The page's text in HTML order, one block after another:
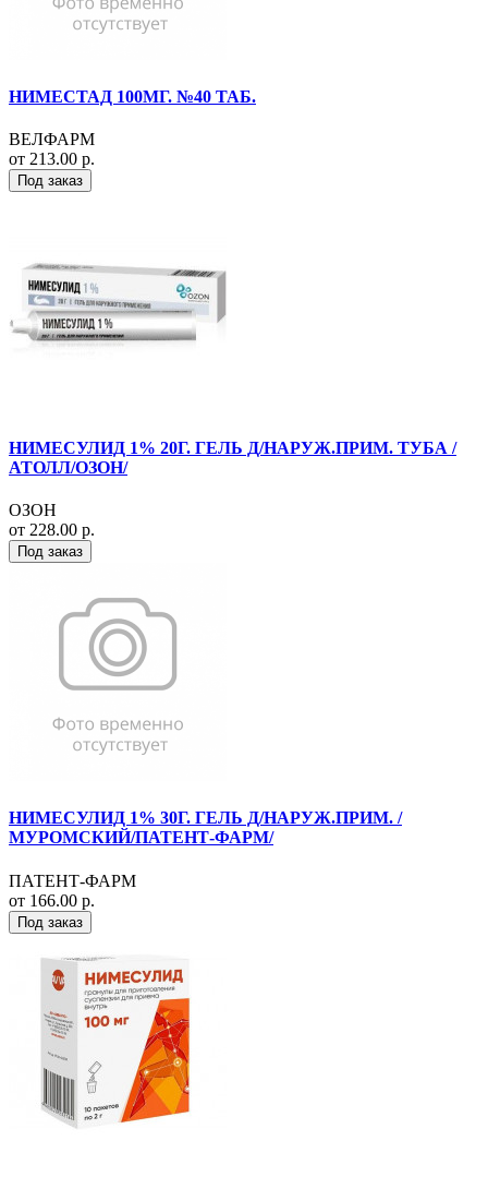
НИМЕСТАД 100МГ. №40 ТАБ.
ВЕЛФАРМ
от 213.00 р.
Под заказ
НИМЕСУЛИД 1% 20Г. ГЕЛЬ Д/НАРУЖ.ПРИМ. ТУБА /
АТОЛЛ/ОЗОН/
ОЗОН
от 228.00 р.
Под заказ
НИМЕСУЛИД 1% 30Г. ГЕЛЬ Д/НАРУЖ.ПРИМ. /
МУРОМСКИЙ/ПАТЕНТ-ФАРМ/
ПАТЕНТ-ФАРМ
от 166.00 р.
Под заказ